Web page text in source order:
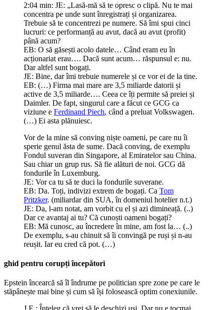
2:04 min: JE: „Lasă-mă să te opresc o clipă. Nu te mai
concentra pe unde sunt înregistrați și organizarea.
Trebuie să te concentrezi pe numere. Să îmi spui cinci
lucruri: ce performanță au avut, dacă au avut (profit)
până acum?
EB: O să găsești acolo datele… Când eram eu în
acționariat erau…. Dacă sunt acum… răspunsul e: nu.
Dar altfel sunt bogați.
JE: Bine, dar îmi trebuie numerele și ce vor ei de la tine.
EB: (…) Firma mai mare are 3,5 miliarde datorii și
active de 3,5 miliarde…. Ceea ce îți permite să preiei și
Daimler. De fapt, singurul care a făcut ce GCG ca
viziune e Ferdinand Piech, când a preluat Volkswagen.
(…) Ei asta plănuiesc.
Vor de la mine să conving niște oameni, pe care nu îi
sperie genul ăsta de sume. Dacă conving, de exemplu
Fondul suveran din Singapore, al Emiratelor sau China.
Sau chiar un grup rus. Să fie alături de noi. GCG dă
fondurile în Luxemburg.
JE: Vor ca tu să te duci la fondurile suverane.
EB: Da. Toți, indivizi extrem de bogați. Ca Tom
Pritzker. (miliardar din SUA, în domeniul hotelier n.t.)
JE: Da, l-am notat, am vorbit cu el și azi dimineață. (..)
Dar ce avantaj ai tu? Că cunoști oameni bogați?
EB: Mă cunosc, au încredere în mine, am fost la… (..)
De exemplu, s-au chinuit să îi convingă pe ruși și n-au
reușit. Iar eu cred că pot. (…)
ghid pentru corupți începători
Epstein încearcă să îl îndrume pe politician spre zone pe care le
stăpânește mai bine și cum să își folosească optim conexiunile.